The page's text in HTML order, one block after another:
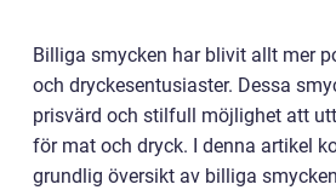
Billiga smycken har blivit allt mer
och dryckesentusiaster. Dessa
prisvärd och stilfull möjlighet att
för mat och dryck. I denna artikel
grundlig översikt av billiga